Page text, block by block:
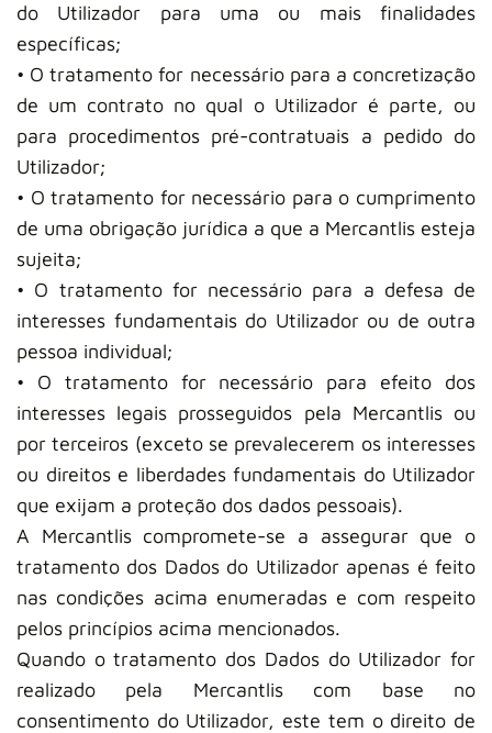
do Utilizador para uma ou mais finalidades
específicas;
• O tratamento for necessário para a concretização
de um contrato no qual o Utilizador é parte, ou
para procedimentos pré-contratuais a pedido do
Utilizador;
• O tratamento for necessário para o cumprimento
de uma obrigação jurídica a que a Mercantlis esteja
sujeita;
• O tratamento for necessário para a defesa de
interesses fundamentais do Utilizador ou de outra
pessoa individual;
• O tratamento for necessário para efeito dos
interesses legais prosseguidos pela Mercantlis ou
por terceiros (exceto se prevalecerem os interesses
ou direitos e liberdades fundamentais do Utilizador
que exijam a proteção dos dados pessoais).
A Mercantlis compromete-se a assegurar que o
tratamento dos Dados do Utilizador apenas é feito
nas condições acima enumeradas e com respeito
pelos princípios acima mencionados.
Quando o tratamento dos Dados do Utilizador for
realizado pela Mercantlis com base no
consentimento do Utilizador, este tem o direito de